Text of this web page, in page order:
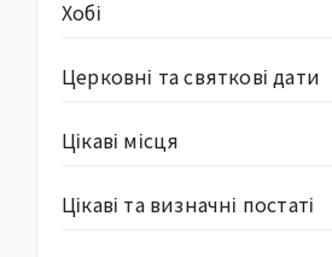
Хобі
Церковні та святкові дати
Цікаві місця
Цікаві та визначні постаті